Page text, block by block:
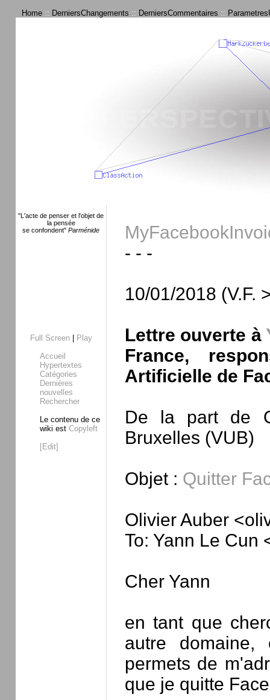
Home :: DerniersChangements :: DerniersCommentaires ::
"L'acte de penser et l'objet de
la pensée
se confondent" Parménide
Full Screen|
Play
Accueil
Hypertextes
Catégories
Dernières
nouvelles
Rechercher
Le contenu de ce
wiki est Copyleft
[Edit]
- - -
10/01/2018 (V.F.
Lettre ouverte à
France,
Artificielle de
De la part de
Bruxelles (VUB)
Objet : Quitter
Olivier Auber
To: Yann Le Cun
Cher Yann
en tant que
autre
permets de
que je quitte